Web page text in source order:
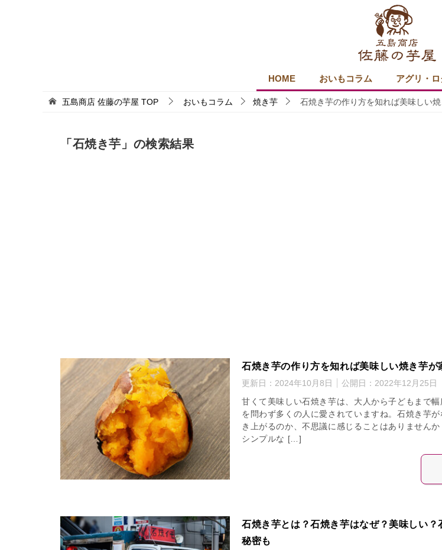
HOME おいもコラム アグリ・ロ
五島商店 佐藤の芋屋 TOP おいもコラム 焼き芋 石焼き芋の作り方を知れば美味しい
「 石焼き芋 」の検索結果
石焼き芋の作り方を知れば美味しい焼き芋が
更新日： 2024年10月8日 公開日： 2022年12月25日
甘くて美味しい石焼き芋は、大人から子どもまで
を問わず多くの人に愛されていますね。石焼き芋
き上がるのか、不思議に感じることはありませんか
シンプルな […]
石焼き芋とは？石焼き芋はなぜ？美味しい？
秘密も